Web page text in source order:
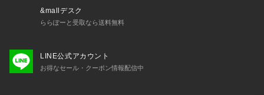
&mallデスク
ららぽーと受取なら送料無料
LINE公式アカウント
お得なセール・クーポン情報配信中